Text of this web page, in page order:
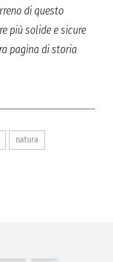
di questo
più solide e sicure
pagina di storia
natura